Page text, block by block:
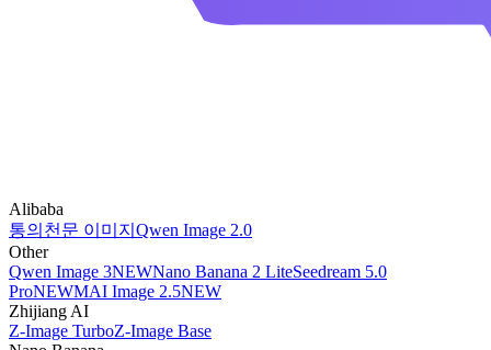
Alibaba
통의천문 이미지 Qwen Image 2.0
Other
Qwen Image 3NEWNano Banana 2 LiteSeedream 5.0
ProNEWMAI Image 2.5NEW
Zhijiang AI
Z-Image TurboZ-Image Base